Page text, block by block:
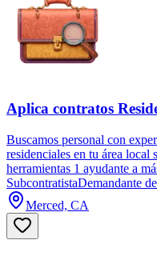
Aplica contratos
Buscamos personal con
residenciales en tu área local
herramientas 1 ayudante a
SubcontratistaDemandante
Merced, CA